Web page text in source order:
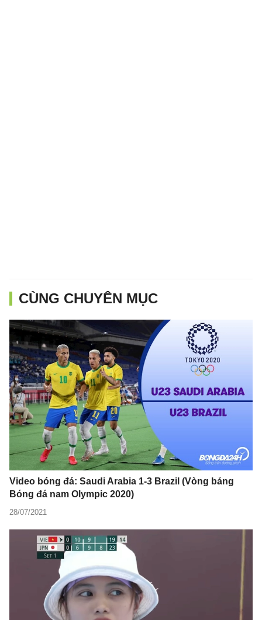
CÙNG CHUYÊN MỤC
Video bóng đá: Saudi Arabia 1-3 Brazil (Vòng bảng
Bóng đá nam Olympic 2020)
28/07/2021